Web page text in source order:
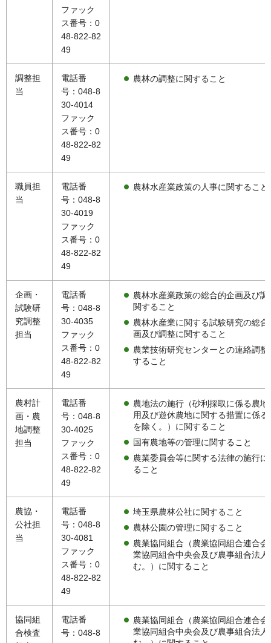
ファック
ス番号：0
48-822-82
49
調整担
当
電話番
号：048-8
30-4014
ファック
ス番号：0
48-822-82
49
農林の調整に関すること
職員担
当
電話番
号：048-8
30-4019
ファック
ス番号：0
48-822-82
49
農林水産業政策の人事に関すること
企画・
試験研
究調整
担当
電話番
号：048-8
30-4035
ファック
ス番号：0
48-822-82
49
農林水産業政策の総合的企画及び調
関すること
農林水産業に関する試験研究の総合
画及び調整に関すること
農業技術研究センターとの連絡調整
すること
農村計
画・農
地調整
担当
電話番
号：048-8
30-4025
ファック
ス番号：0
48-822-82
49
農地法の施行（砂利採取に係る農地
用及び遊休農地に関する措置に係る
を除く。）に関すること
国有農地等の管理に関すること
農業委員会等に関する法律の施行に
ること
農協・
公社担
当
電話番
号：048-8
30-4081
ファック
ス番号：0
48-822-82
49
埼玉県農林公社に関すること
農林公園の管理に関すること
農業協同組合（農業協同組合連合会
業協同組合中央会及び農事組合法人
む。）に関すること
協同組
合検査
電話番
号：048-8
農業協同組合（農業協同組合連合会
業協同組合中央会及び農事組合法人